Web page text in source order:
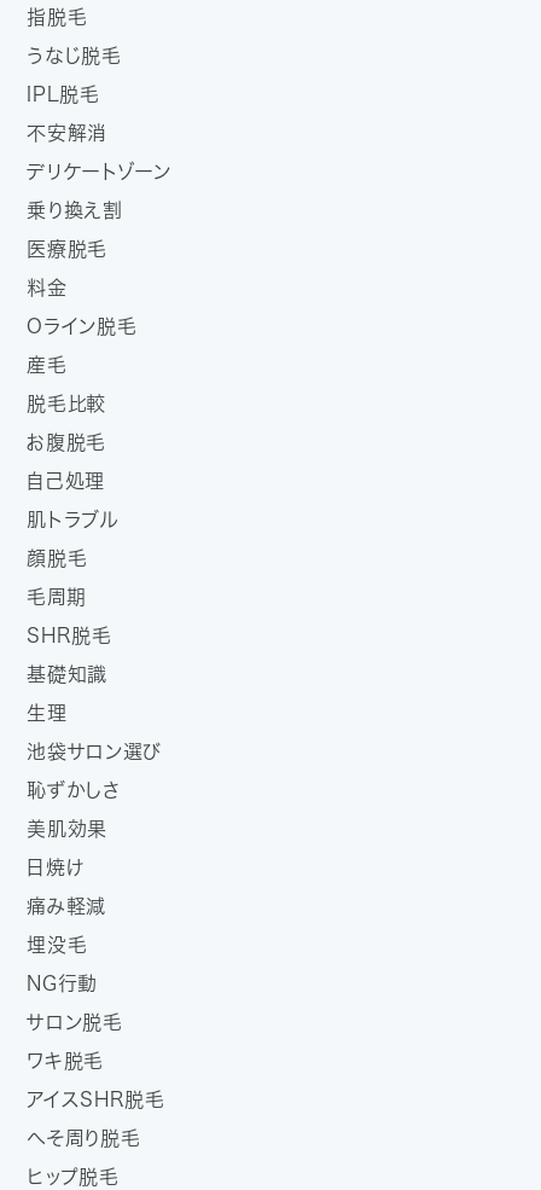
指脱毛
うなじ脱毛
IPL脱毛
不安解消
デリケートゾーン
乗り換え割
医療脱毛
料金
Oライン脱毛
産毛
脱毛比較
お腹脱毛
自己処理
肌トラブル
顔脱毛
毛周期
SHR脱毛
基礎知識
生理
池袋サロン選び
恥ずかしさ
美肌効果
日焼け
痛み軽減
埋没毛
NG行動
サロン脱毛
ワキ脱毛
アイスSHR脱毛
へそ周り脱毛
ヒップ脱毛